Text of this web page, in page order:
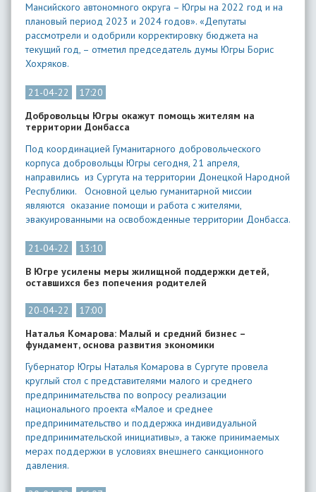
Мансийского автономного округа – Югры на 2022 год и на
плановый период 2023 и 2024 годов». «Депутаты
рассмотрели и одобрили корректировку бюджета на
текущий год, – отметил председатель думы Югры Борис
Хохряков.
21-04-22
17:20
Добровольцы Югры окажут помощь жителям на
территории Донбасса
Под координацией Гуманитарного добровольческого
корпуса добровольцы Югры сегодня, 21 апреля,
направились из Сургута на территории Донецкой Народной
Республики. Основной целью гуманитарной миссии
являются оказание помощи и работа с жителями,
эвакуированными на освобожденные территории Донбасса.
21-04-22
13:10
В Югре усилены меры жилищной поддержки детей,
оставшихся без попечения родителей
20-04-22
17:00
Наталья Комарова: Малый и средний бизнес –
фундамент, основа развития экономики
Губернатор Югры Наталья Комарова в Сургуте провела
круглый стол с представителями малого и среднего
предпринимательства по вопросу реализации
национального проекта «Малое и среднее
предпринимательство и поддержка индивидуальной
предпринимательской инициативы», а также принимаемых
мерах поддержки в условиях внешнего санкционного
давления.